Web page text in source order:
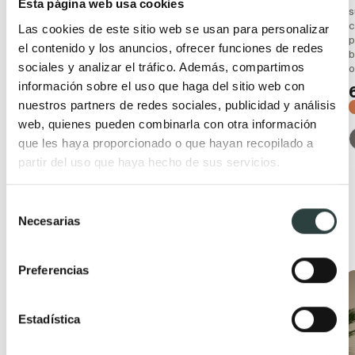
Esta página web usa cookies
Las cookies de este sitio web se usan para personalizar
el contenido y los anuncios, ofrecer funciones de redes
sociales y analizar el tráfico. Además, compartimos
información sobre el uso que haga del sitio web con
nuestros partners de redes sociales, publicidad y análisis
web, quienes pueden combinarla con otra información
que les haya proporcionado o que hayan recopilado a
partir del uso que haya hecho de sus servicios.
Necesarias
Preferencias
Estadística
varios colores
215,01€260,15€
−17%
para un baño moderno y
funcional
665,04€ 804,65€
+ 3
Productos relacionados